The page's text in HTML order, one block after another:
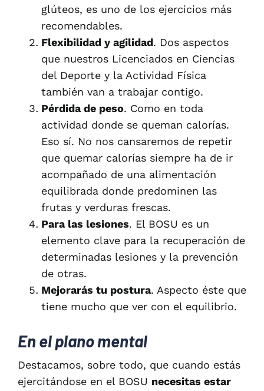
glúteos, es uno de los ejercicios más
recomendables.
Flexibilidad y agilidad. Dos aspectos
que nuestros Licenciados en Ciencias
del Deporte y la Actividad Física
también van a trabajar contigo.
Pérdida de peso. Como en toda
actividad donde se queman calorías.
Eso sí. No nos cansaremos de repetir
que quemar calorías siempre ha de ir
acompañado de una alimentación
equilibrada donde predominen las
frutas y verduras frescas.
Para las lesiones. El BOSU es un
elemento clave para la recuperación de
determinadas lesiones y la prevención
de otras.
Mejorarás tu postura. Aspecto éste que
tiene mucho que ver con el equilibrio.
En el plano mental
Destacamos, sobre todo, que cuando estás
ejercitándose en el BOSU necesitas estar